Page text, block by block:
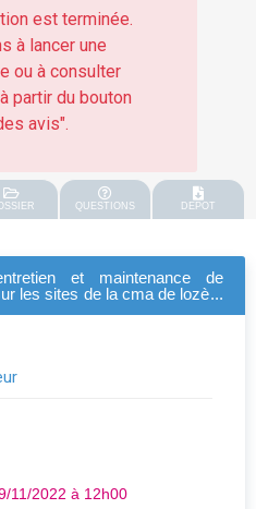
est terminée.
à lancer une
ou à consulter
partir du bouton
avis".
QUESTIONS DEPOT
et maintenance de
les sites de la cma de lozère
11/2022 à 12h00